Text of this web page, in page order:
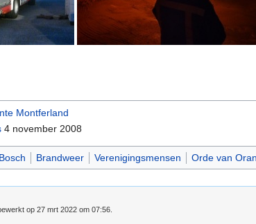
Montferland
4 november 2008
Brandweer Verenigingsmensen Orde van
op 27 mrt 2022 om 07:56.